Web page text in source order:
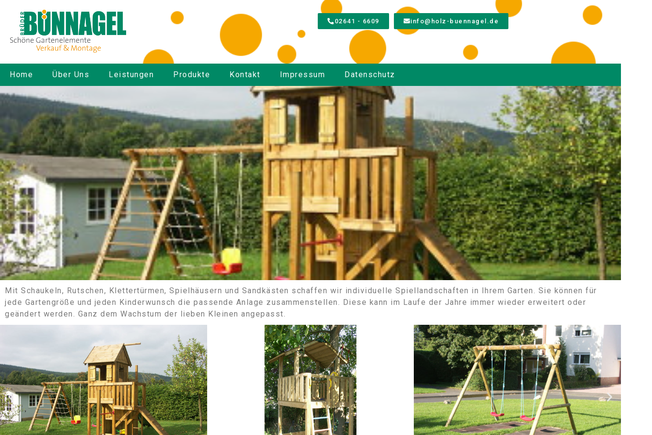
02641 - 6609 info@holz-buennagel.de
Home Über Uns Leistungen Produkte Kontakt Impressum Datenschutz
Spielgeräte
Mit Schaukeln, Rutschen, Klettertürmen, Spielhäusern und Sandkästen schaffen wir individuelle Spiellandschaften in Ihrem Garten. Sie können für
jede Gartengröße und jeden Kinderwunsch die passende Anlage zusammenstellen. Diese kann im Laufe der Jahre immer wieder erweitert oder
geändert werden. Ganz dem Wachstum der lieben Kleinen angepasst.